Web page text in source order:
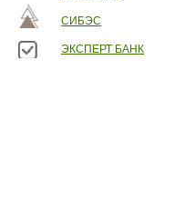
СИБЭС
ЭКСПЕРТ БАНК